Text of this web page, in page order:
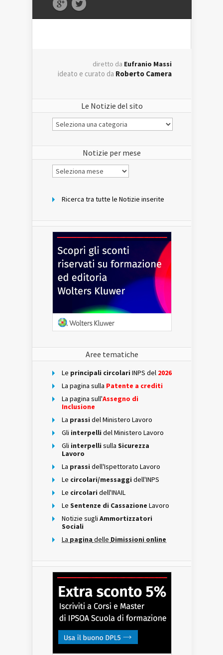
diretto da Eufranio Massi
ideato e curato da Roberto Camera
Le Notizie del sito
Le
Notizie
Notizie per mese
Notizie
per
Ricerca tra tutte le Notizie inserite
Aree tematiche
Le principali circolari INPS del 2026
La pagina sulla Patente a crediti
La pagina sull'Assegno di
Inclusione
La prassi del Ministero Lavoro
Gli interpelli del Ministero Lavoro
Gli interpelli sulla Sicurezza
Lavoro
La prassi dell'Ispettorato Lavoro
Le circolari/messaggi dell'INPS
Le circolari dell'INAIL
Le Sentenze di Cassazione Lavoro
Notizie sugli Ammortizzatori
Sociali
La pagina delle Dimissioni online